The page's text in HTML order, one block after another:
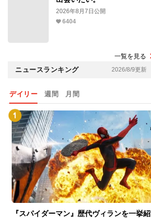
2026年8月7日公開
6404
一覧を見る
ニュースランキング 2026/8/9更新
デイリー 週間 月間
『スパイダーマン』歴代ヴィランを一挙紹